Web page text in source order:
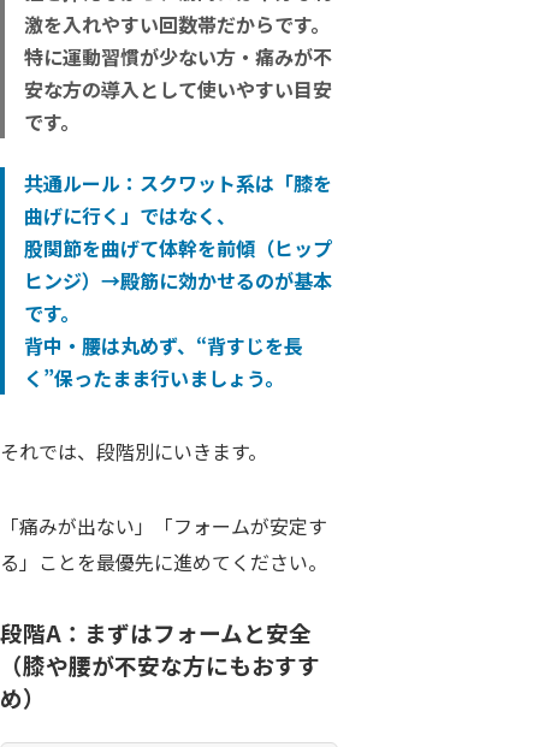
激を入れやすい回数帯だからです。
特に運動習慣が少ない方・痛みが不
安な方の導入として使いやすい目安
です。
共通ルール： スクワット系は「膝を
曲げに行く」ではなく、
股関節を曲げて体幹を前傾（ヒップ
ヒンジ）→殿筋に効かせるのが基本
です。
背中・腰は丸めず、“背すじを長
く”保ったまま行いましょう。
それでは、段階別にいきます。
「痛みが出ない」「フォームが安定す
る」ことを最優先に進めてください。
段階A：まずはフォームと安全
（膝や腰が不安な方にもおすす
め）